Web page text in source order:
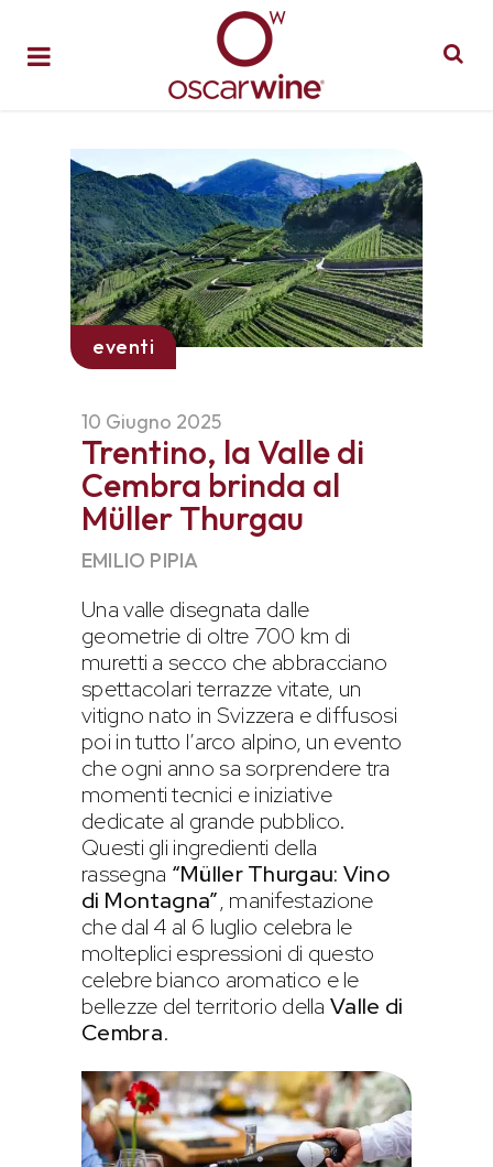
eventi
10 Giugno 2025
Trentino, la Valle di
Cembra brinda al
Müller Thurgau
EMILIO PIPIA
Una valle disegnata dalle
geometrie di oltre 700 km di
muretti a secco che abbracciano
spettacolari terrazze vitate, un
vitigno nato in Svizzera e diffusosi
poi in tutto l’arco alpino, un evento
che ogni anno sa sorprendere tra
momenti tecnici e iniziative
dedicate al grande pubblico.
Questi gli ingredienti della
rassegna “Müller Thurgau: Vino
di Montagna”, manifestazione
che dal 4 al 6 luglio celebra le
molteplici espressioni di questo
celebre bianco aromatico e le
bellezze del territorio dellaValle di
Cembra.